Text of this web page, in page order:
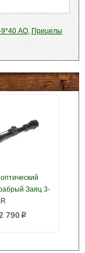
9*40 АО, Прицелы
Заяц 3-
790p